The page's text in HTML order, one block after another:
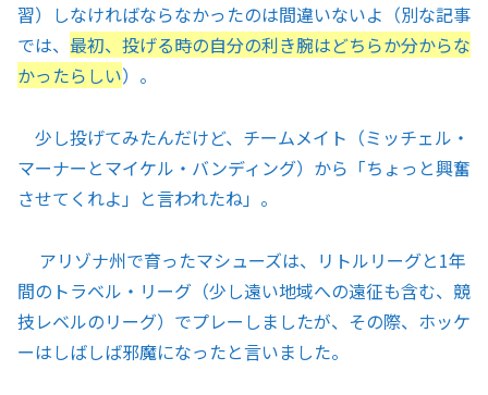
習）しなければならなかったのは間違いないよ（別な記事
では、 最初、 投げる時の自分の利き腕はどちらか分からな
かったらしい）。
少し投げてみたんだけど、チームメイト（ミッチェル・
マーナーとマイケル・バンディング）から「ちょっと興奮
させてくれよ」と言われたね」。
アリゾナ州で育ったマシューズは、リトルリーグと1年
間のトラベル・リーグ（少し遠い地域への遠征も含む、競
技レベルのリーグ）でプレーしましたが、その際、ホッケ
ーはしばしば邪魔になったと言いました。